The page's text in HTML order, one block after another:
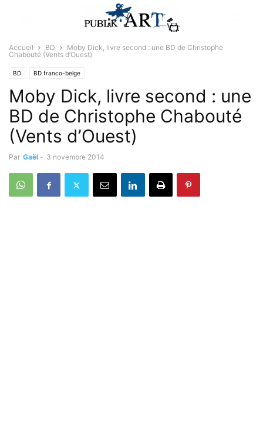
Accueil BD
Moby Dick, livre second : une BD de Christophe
Chabouté (Vents d’Ouest)
BD BD franco-belge
Moby Dick, livre second : une
BD de Christophe Chabouté
(Vents d’Ouest)
Par Gaël - 3 novembre 2014